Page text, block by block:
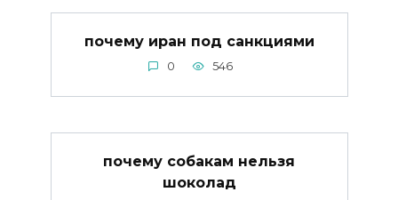
почему иран под санкциями
0 546
почему собакам нельзя
шоколад